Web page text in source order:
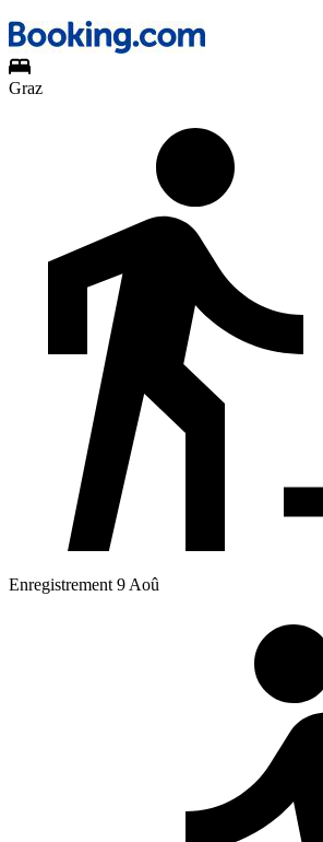
Graz
Enregistrement 9 Aoû